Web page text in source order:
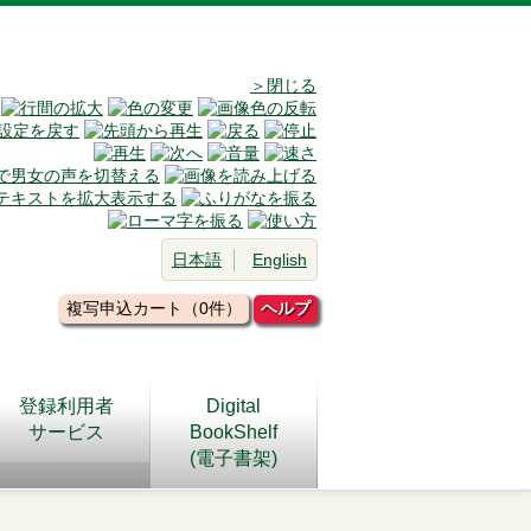
＞閉じる
日本語 English
複写申込カート（0件） ヘルプ
登録利用者
サービス
Digital
BookShelf
(電子書架)